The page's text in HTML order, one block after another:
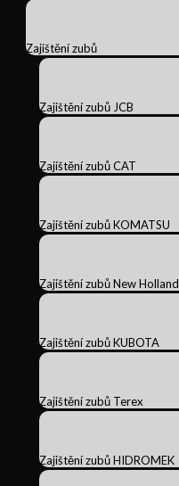
Zajištění zubů
Zajištění zubů JCB
Zajištění zubů CAT
Zajištění zubů KOMATSU
Zajištění zubů New Holland
Zajištění zubů KUBOTA
Zajištění zubů Terex
Zajištění zubů HIDROMEK